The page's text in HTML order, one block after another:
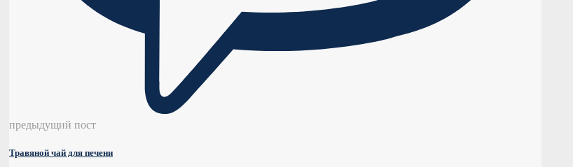
предыдущий пост
Травяной чай для печени